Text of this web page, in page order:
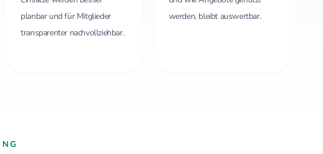
planbar und für Mitglieder
transparenter nachvollziehbar.
werden, bleibt auswertbar.